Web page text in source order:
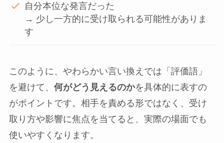
自分本位な発言だった
→ 少し一方的に受け取られる可能性がありま
す
このように、やわらかい言い換えでは「評価語」
を避けて、 何がどう見えるのかを具体的に表すの
がポイントです。相手を責める形ではなく、受け
取り方や影響に焦点を当てると、実際の場面でも
使いやすくなります。